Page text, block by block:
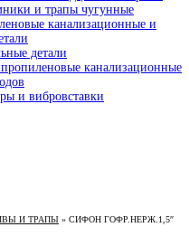
и трапы чугунные
канализационные и
детали
канализационные
и вибровставки
И ТРАПЫ » СИФОН ГОФР.НЕРЖ.1,5″